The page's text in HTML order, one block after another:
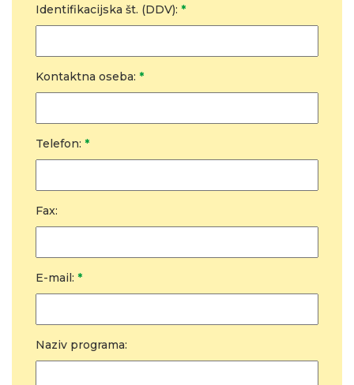
Identifikacijska št. (DDV): *
Kontaktna oseba: *
Telefon: *
Fax:
E-mail: *
Naziv programa: